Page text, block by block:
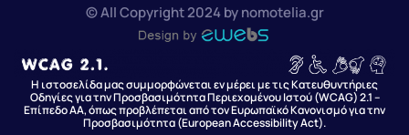
© All Copyright 2024 by nomotelia.gr
Η ιστοσελίδα μας συμμορφώνεται εν μέρει με τις Κατευθυντήριες
Οδηγίες για την Προσβασιμότητα Περιεχομένου Ιστού (WCAG) 2.1 –
Επίπεδο AA, όπως προβλέπεται από τον Ευρωπαϊκό Κανονισμό για την
Προσβασιμότητα (European Accessibility Act).